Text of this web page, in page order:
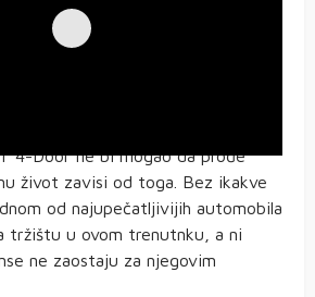
4-Door ne bi mogao da prođe
život zavisi od toga. Bez ikakve
od najupečatljivijih automobila
tržištu u ovom trenutnku, a ni
ne zaostaju za njegovim